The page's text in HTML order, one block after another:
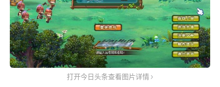
打开今日头条查看图片详情